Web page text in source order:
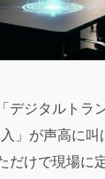
デジタルトラ
」が声高に叫
だけで現場に